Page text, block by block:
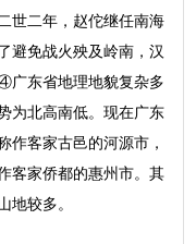
世二年，赵佗继任南海
避免战火殃及岭南，汉
广东省地理地貌复杂多
为北高南低。现在广东
作客家古邑的河源市，
客家侨都的惠州市。其
地较多。